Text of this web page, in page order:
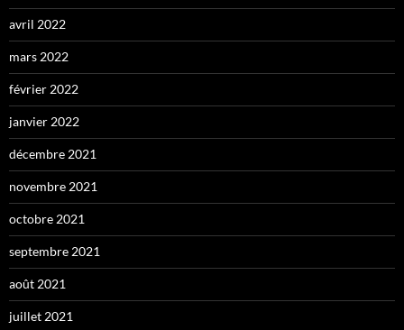
avril 2022
mars 2022
février 2022
janvier 2022
décembre 2021
novembre 2021
octobre 2021
septembre 2021
août 2021
juillet 2021